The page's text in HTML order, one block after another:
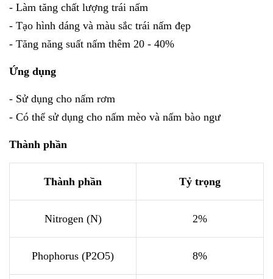
- Làm tăng chất lượng trái nấm
- Tạo hình dáng và màu sắc trái nấm đẹp
- Tăng năng suất nấm thêm 20 - 40%
Ứng dụng
- Sử dụng cho nấm rơm
- Có thể sử dụng cho nấm mèo và nấm bào ngư
Thành phần
Thành phần Tỷ trọng
Nitrogen (N) 2%
Phophorus (P2O5) 8%